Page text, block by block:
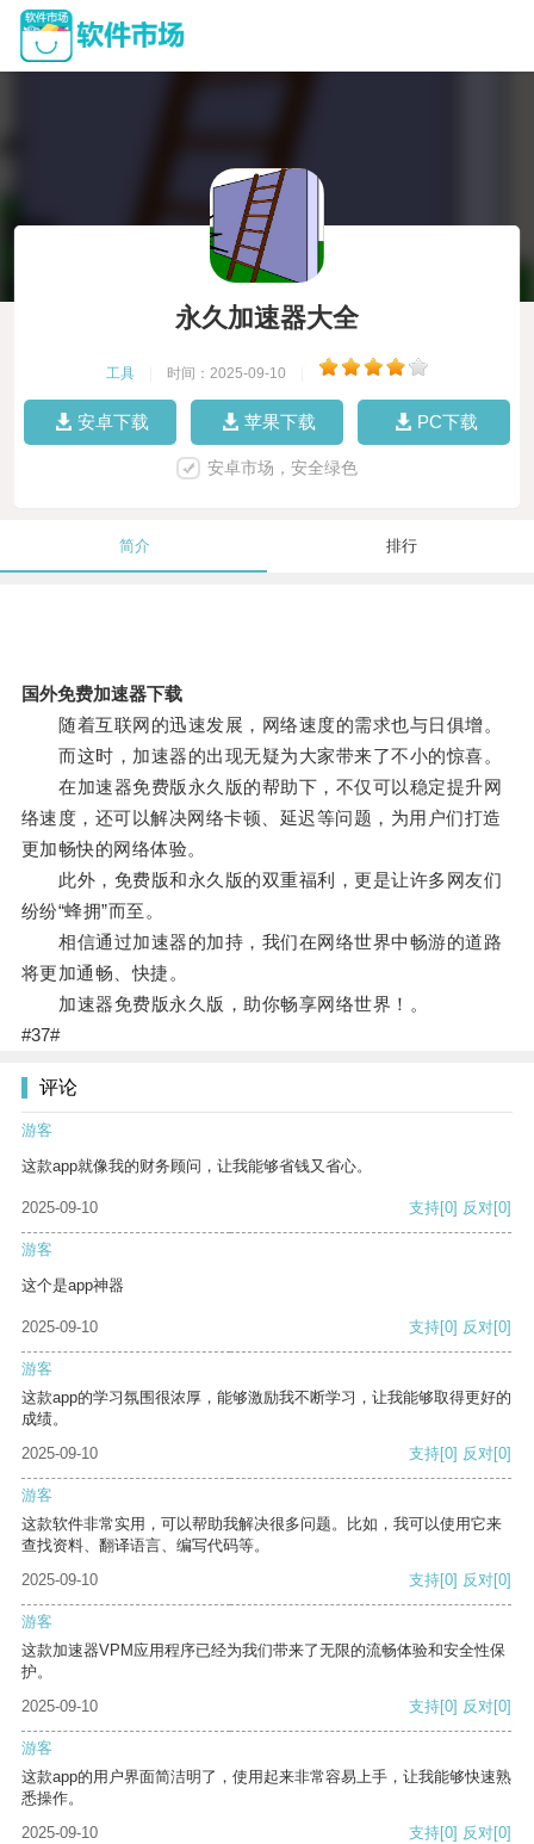
永久加速器大全
工具 时间：2025-09-10
安卓下载 苹果下载 PC下载
安卓市场，安全绿色
简介 排行
国外免费加速器下载
随着互联网的迅速发展，网络速度的需求也与日俱增。
而这时，加速器的出现无疑为大家带来了不小的惊喜。
在加速器免费版永久版的帮助下，不仅可以稳定提升网
络速度，还可以解决网络卡顿、延迟等问题，为用户们打造
更加畅快的网络体验。
此外，免费版和永久版的双重福利，更是让许多网友们
纷纷“蜂拥”而至。
相信通过加速器的加持，我们在网络世界中畅游的道路
将更加通畅、快捷。
加速器免费版永久版，助你畅享网络世界！。
#37#
评论
游客
这款app就像我的财务顾问，让我能够省钱又省心。
2025-09-10 支持[0] 反对[0]
游客
这个是app神器
2025-09-10 支持[0] 反对[0]
游客
这款app的学习氛围很浓厚，能够激励我不断学习，让我能够取得更好的
成绩。
2025-09-10
支持[0] 反对[0]
游客
这款软件非常实用，可以帮助我解决很多问题。比如，我可以使用它来
查找资料、翻译语言、编写代码等。
2025-09-10
支持[0] 反对[0]
游客
这款加速器VPM应用程序已经为我们带来了无限的流畅体验和安全性保
护。
2025-09-10
支持[0] 反对[0]
游客
这款app的用户界面简洁明了，使用起来非常容易上手，让我能够快速熟
悉操作。
2025-09-10
支持[0] 反对[0]